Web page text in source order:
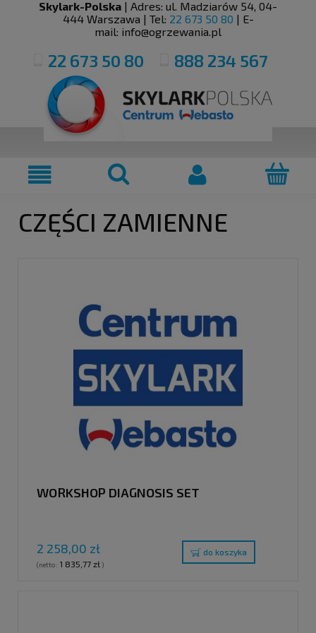
Skylark-Polska | Adres: ul. Madziarów 54, 04-
444 Warszawa | Tel: 22 673 50 80 | E-
mail: info@ogrzewania.pl
22 673 50 80 888 234 567
CZĘŚCI ZAMIENNE
WORKSHOP DIAGNOSIS SET
2 258,00 zł
(netto: 1 835,77 zł)
do koszyka